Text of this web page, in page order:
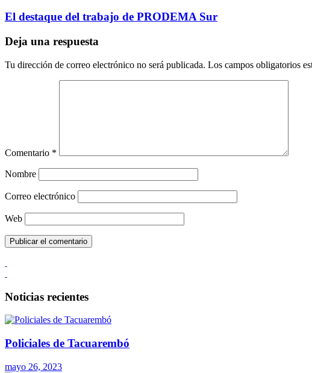
El destaque del trabajo de PRODEMA Sur
Deja una respuesta
Tu dirección de correo electrónico no será publicada. Los campos obligatorios
Comentario *
Nombre
Correo electrónico
Web
Noticias recientes
Policiales de Tacuarembó
mayo 26, 2023